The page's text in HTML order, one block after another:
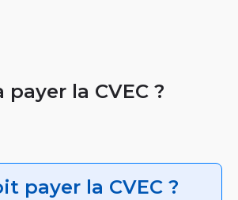
la CVEC ?
payer la CVEC ?